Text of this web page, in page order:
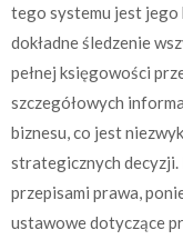
tego systemu jest jego
dokładne śledzenie
pełnej księgowości
szczegółowych
biznesu, co jest
strategicznych
przepisami prawa,
ustawowe dotyczące